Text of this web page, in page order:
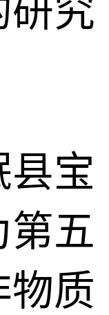
研究
县宝
第五
物质